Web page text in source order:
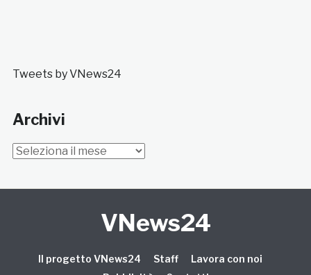
Tweets by VNews24
Archivi
Archivi
VNews24
Il progetto VNews24 Staff
Lavora con noi